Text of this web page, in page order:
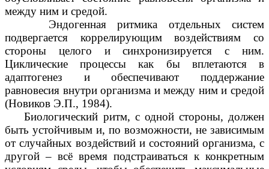
между ним и средой.
Эндогенная ритмика отдельных систем
подвергается коррелирующим воздействиям со
стороны целого и синхронизируется с ним.
Циклические процессы как бы вплетаются в
адаптогенез и обеспечивают поддержание
равновесия внутри организма и между ним и средой
(Новиков Э.П., 1984).
Биологический ритм, с одной стороны, должен
быть устойчивым и, по возможности, не зависимым
от случайных воздействий и состояний организма, с
другой – всё время подстраиваться к конкретным